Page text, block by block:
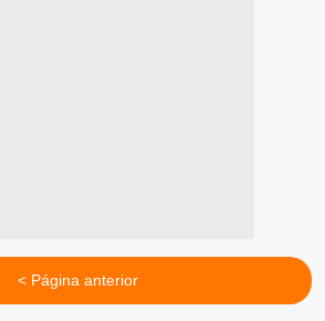
< Página anterior